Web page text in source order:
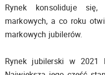
Rynek konsoliduje
markowych, a co roku
markowych jubilerów.
Rynek jubilerski w 2021